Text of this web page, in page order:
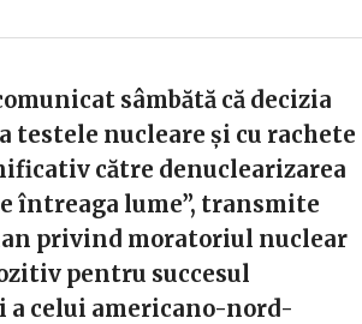
sâmbătă că decizia
testele nucleare şi cu rachete
către denuclearizarea
întreaga lume”, transmite
privind moratoriul nuclear
pentru succesul
celui americano-nord-